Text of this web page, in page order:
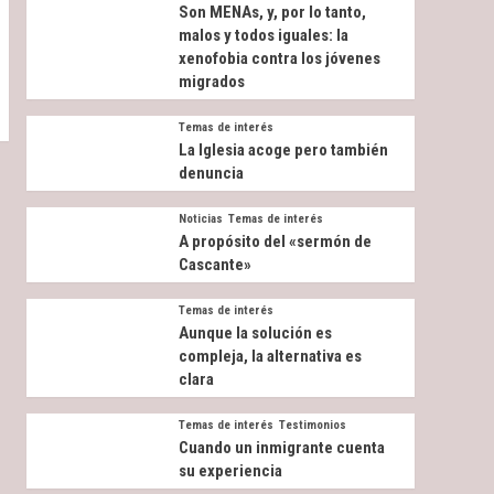
Son MENAs, y, por lo tanto,
malos y todos iguales: la
xenofobia contra los jóvenes
migrados
Temas de interés
La Iglesia acoge pero también
denuncia
Noticias Temas de interés
A propósito del «sermón de
Cascante»
Temas de interés
Aunque la solución es
compleja, la alternativa es
clara
Temas de interés Testimonios
Cuando un inmigrante cuenta
su experiencia